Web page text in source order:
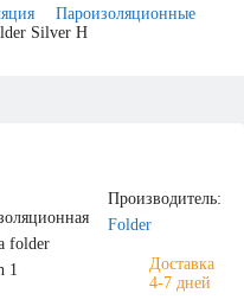
Пароизоляционные
Silver H
Производитель:
Folder
Доставка
4-7 дней